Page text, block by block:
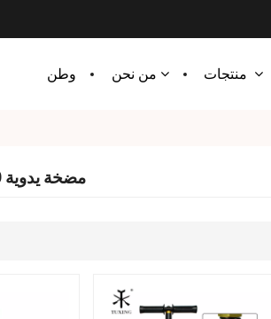
وطن من نحن
مضخة يدوية 30 ميجا باسكال